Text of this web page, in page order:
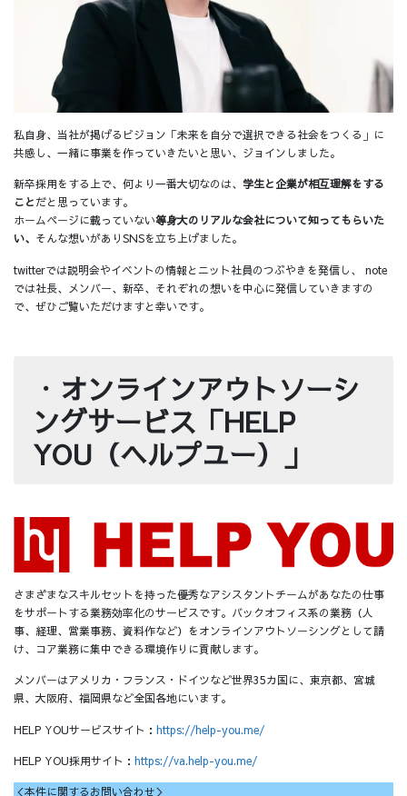
私自身、当社が掲げるビジョン「未来を自分で選択できる社会をつくる」に
共感し、一緒に事業を作っていきたいと思い、ジョインしました。
新卒採用をする上で、何より一番大切なのは、 学生と企業が相互理解をする
ことだと思っています。
ホームページに載っていない等身大のリアルな会社について知ってもらいた
い、 そんな想いがありSNSを立ち上げました。
twitterでは説明会やイベントの情報とニット社員のつぶやきを発信し、 note
では社長、メンバー、新卒、それぞれの想いを中心に発信していきますの
で、ぜひご覧いただけますと幸いです。
・ オンラインアウトソーシ
ングサービス「HELP
YOU（ヘルプユー）」
さまざまなスキルセットを持った優秀なアシスタントチームがあなたの仕事
をサポートする業務効率化のサービスです。バックオフィス系の業務（人
事、経理、営業事務、資料作など）をオンラインアウトソーシングとして請
け、コア業務に集中できる環境作りに貢献します。
メンバーはアメリカ・フランス・ドイツなど世界35カ国に、東京都、宮城
県、大阪府、福岡県など全国各地にいます。
HELP YOUサービスサイト： https://help-you.me/
HELP YOU採用サイト： https://va.help-you.me/
＜本件に関するお問い合わせ＞